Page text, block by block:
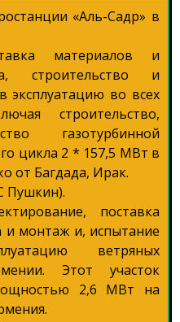
«Аль-Садр» в
материалов и
строительство и
эксплуатацию во всех
строительство,
газотурбинной
цикла 2 * 157,5 МВт в
от Багдада, Ирак.
Пушкин).
поставка
и монтаж и, испытание
ветряных
Этот участок
2,6 МВт на